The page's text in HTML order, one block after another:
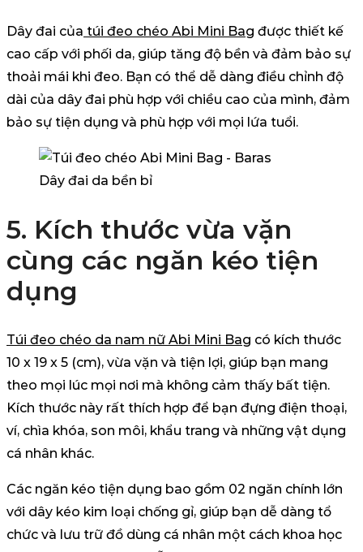
Dây đai của túi đeo chéo Abi Mini Bag được thiết kế
cao cấp với phối da, giúp tăng độ bền và đảm bảo sự
thoải mái khi đeo. Bạn có thể dễ dàng điều chỉnh độ
dài của dây đai phù hợp với chiều cao của mình, đảm
bảo sự tiện dụng và phù hợp với mọi lứa tuổi.
Dây đai da bền bỉ
5. Kích thước vừa vặn
cùng các ngăn kéo tiện
dụng
Túi đeo chéo da nam nữ Abi Mini Bag có kích thước
10 x 19 x 5 (cm), vừa vặn và tiện lợi, giúp bạn mang
theo mọi lúc mọi nơi mà không cảm thấy bất tiện.
Kích thước này rất thích hợp để bạn đựng điện thoại,
ví, chìa khóa, son môi, khẩu trang và những vật dụng
cá nhân khác.
Các ngăn kéo tiện dụng bao gồm 02 ngăn chính lớn
với dây kéo kim loại chống gỉ, giúp bạn dễ dàng tổ
chức và lưu trữ đồ dùng cá nhân một cách khoa học